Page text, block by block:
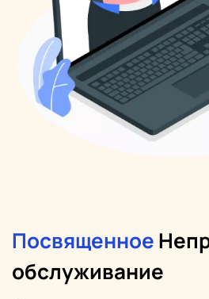
Посвященное
обслуживание